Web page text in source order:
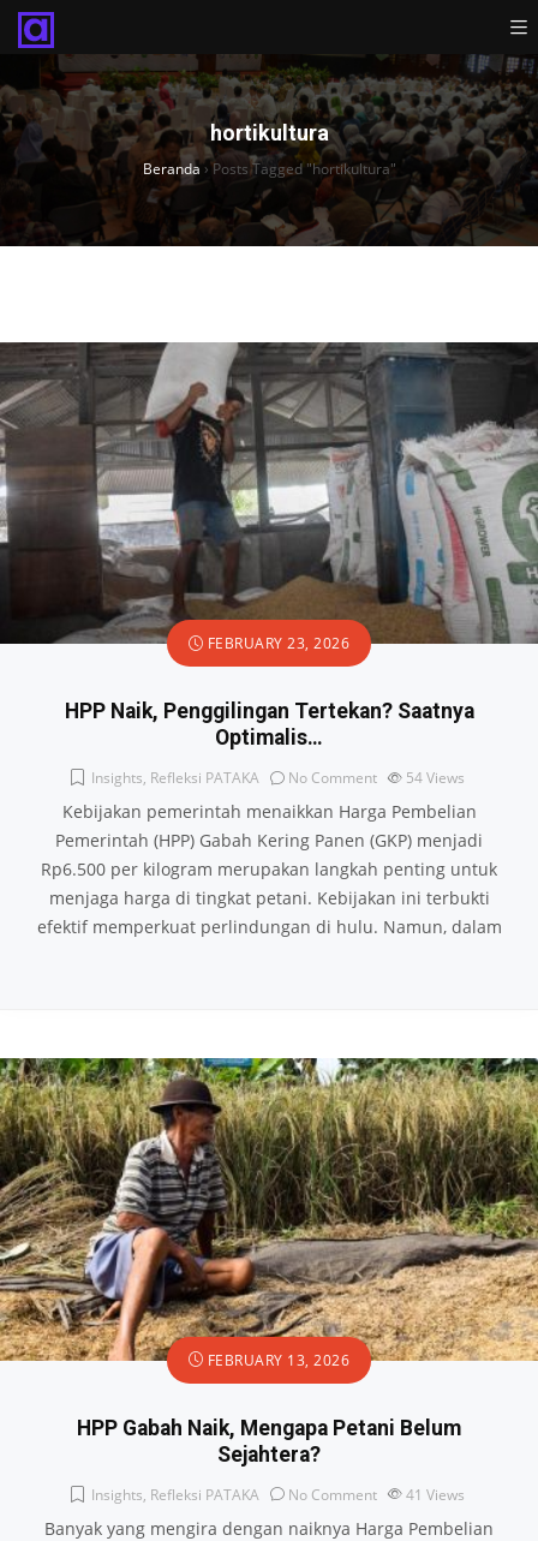
hortikultura
Beranda›Posts Tagged "hortikultura"
FEBRUARY 23, 2026
HPP Naik, Penggilingan Tertekan? Saatnya
Optimalis…
Insights, Refleksi PATAKA No Comment 54Views
Kebijakan pemerintah menaikkan Harga Pembelian
Pemerintah (HPP) Gabah Kering Panen (GKP) menjadi
Rp6.500 per kilogram merupakan langkah penting untuk
menjaga harga di tingkat petani. Kebijakan ini terbukti
efektif memperkuat perlindungan di hulu. Namun, dalam
FEBRUARY 13, 2026
HPP Gabah Naik, Mengapa Petani Belum
Sejahtera?
Insights, Refleksi PATAKA No Comment 41 Views
Banyak yang mengira dengan naiknya Harga Pembelian